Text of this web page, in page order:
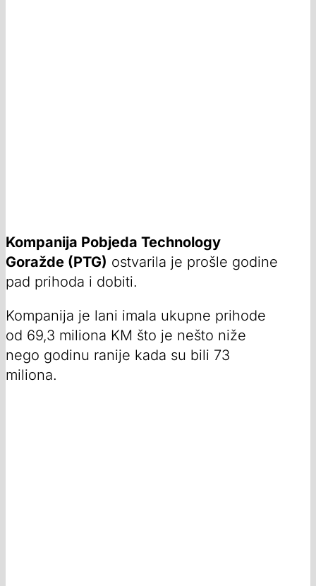
Kompanija Pobjeda Technology
Goražde (PTG) ostvarila je prošle godine
pad prihoda i dobiti.
Kompanija je lani imala ukupne prihode
od 69,3 miliona KM što je nešto niže
nego godinu ranije kada su bili 73
miliona.